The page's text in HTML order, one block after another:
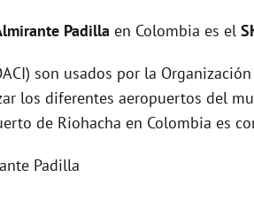
Padilla en Colombia es el
son usados por la
los diferentes aeropuertos del
de Riohacha en Colombia es
Padilla